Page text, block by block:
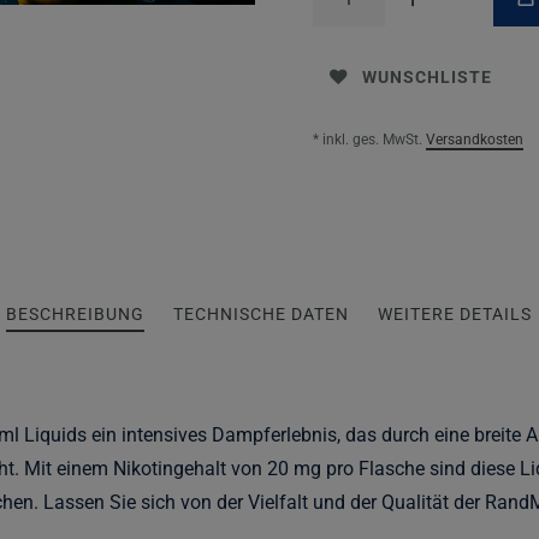
WUNSCHLISTE
* inkl. ges. MwSt. Versandkosten
BESCHREIBUNG TECHNISCHE DATEN WEITERE DETAILS
Liquids ein intensives Dampferlebnis, das durch eine breite
Mit einem Nikotingehalt von 20 mg pro Flasche sind diese
Lassen Sie sich von der Vielfalt und der Qualität der